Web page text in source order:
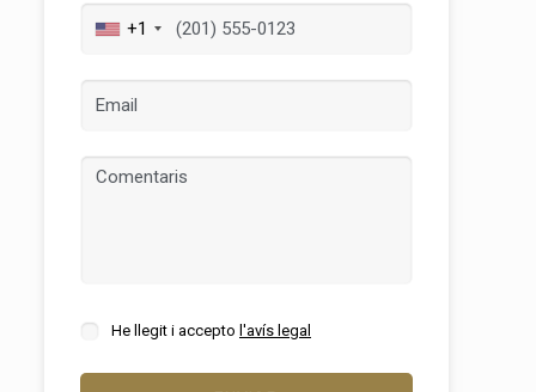
+1
He llegit i accepto l'avís legal
ho
web.
web.